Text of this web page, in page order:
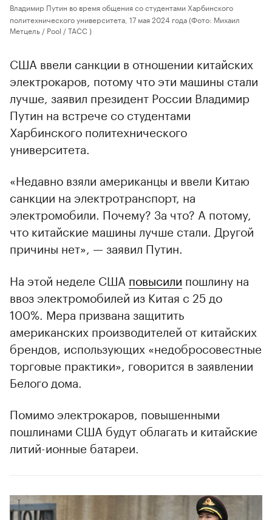
Владимир Путин во время общения со студентами Харбинского
политехнического университета, 17 мая 2024 года(Фото: Михаил
Метцель / Pool / ТАСС )
США ввели санкции в отношении китайских
электрокаров, потому что эти машины стали
лучше, заявил президент России Владимир
Путин на встрече со студентами
Харбинского политехнического
университета.
«Недавно взяли американцы и ввели Китаю
санкции на электротранспорт, на
электромобили. Почему? За что? А потому,
что китайские машины лучше стали. Другой
причины нет», — заявил Путин.
На этой неделе США повысили пошлину на
ввоз электромобилей из Китая с 25 до
100%. Мера призвана защитить
американских производителей от китайских
брендов, использующих «недобросовестные
торговые практики», говорится в заявлении
Белого дома.
Помимо электрокаров, повышенными
пошлинами США будут облагать и китайские
литий-ионные батареи.